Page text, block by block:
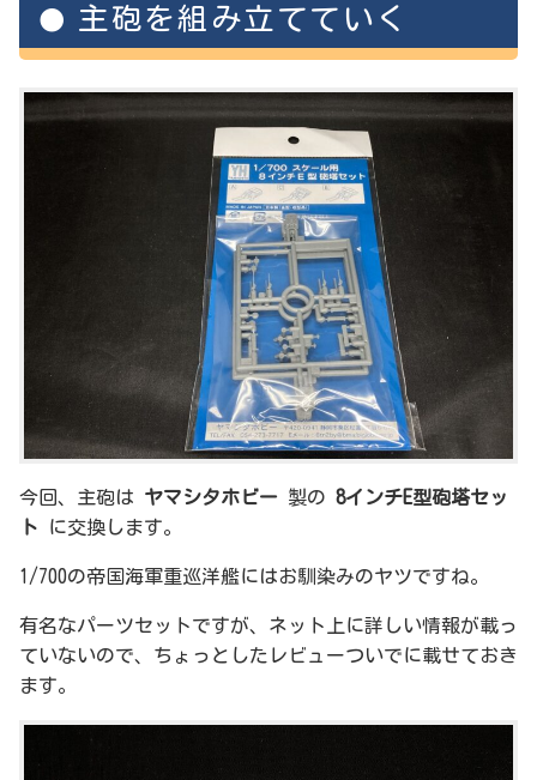
主砲を組み立てていく
今回、主砲は ヤマシタホビー 製の 8インチE型砲塔セッ
ト に交換します。
1/700の帝国海軍重巡洋艦にはお馴染みのヤツですね。
有名なパーツセットですが、ネット上に詳しい情報が載っ
ていないので、ちょっとしたレビューついでに載せておき
ます。